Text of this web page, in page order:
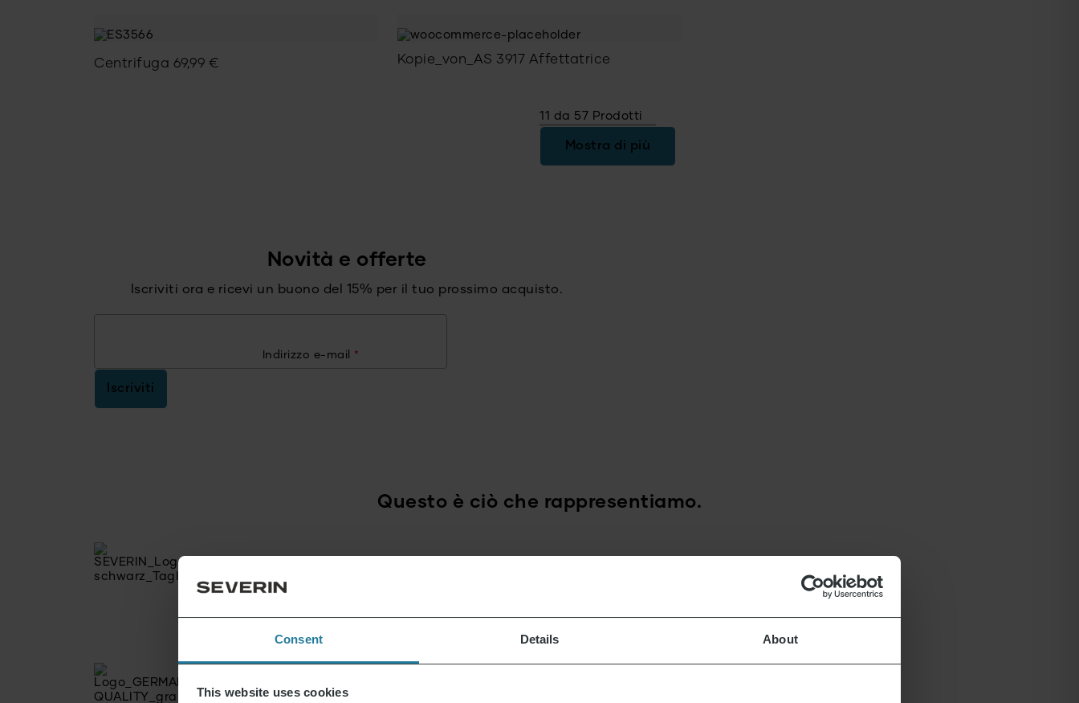
Consent Details About
This website uses cookies
Centrifuga 69,99 € Kopie_von_AS 3917 Affettatrice
11 da 57 Prodotti
Mostra di più
Novità e offerte
Iscriviti ora e ricevi un buono del 15% per il tuo prossimo acquisto.
Indirizzo e-mail *
Iscriviti
Questo è ciò che rappresentiamo.
Non un lusso per pochi,
ma uno stile di